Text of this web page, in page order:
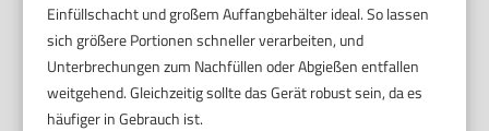
Einfüllschacht und großem Auffangbehälter ideal. So lassen
sich größere Portionen schneller verarbeiten, und
Unterbrechungen zum Nachfüllen oder Abgießen entfallen
weitgehend. Gleichzeitig sollte das Gerät robust sein, da es
häufiger in Gebrauch ist.